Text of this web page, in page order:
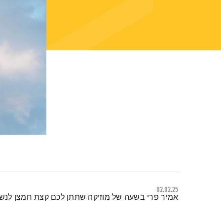
02.02.25
תמצית הפודקאסט
אמיר פרי בשעה של מוזיקה שתתן לכם קצת חמצן